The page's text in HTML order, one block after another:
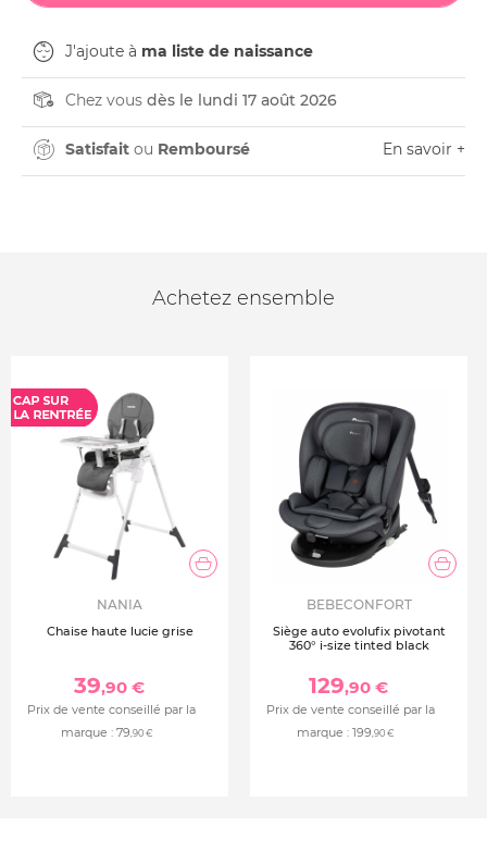
J'ajoute à ma liste de naissance
Chez vous dès le lundi 17 août 2026
Satisfait ou Remboursé En savoir +
Achetez ensemble
NANIA
Chaise haute lucie grise
39,90 €
Prix de vente conseillé par la
marque : 79,90 €
BEBECONFORT
Siège auto evolufix pivotant
360° i-size tinted black
129,90 €
Prix de vente conseillé par la
marque : 199,90 €